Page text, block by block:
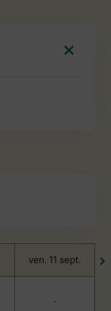
ven. 11 sept.
-